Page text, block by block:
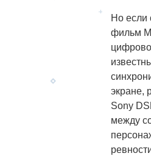
Но если
фильм
экране,
Sony
между